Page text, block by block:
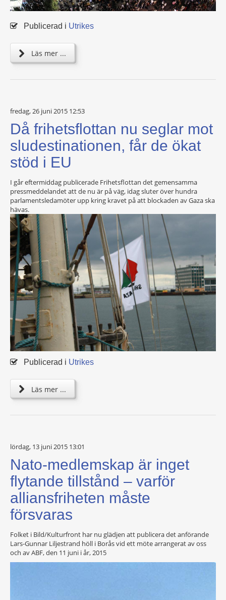
Publicerad i Utrikes
Läs mer ...
fredag, 26 juni 2015 12:53
Då frihetsflottan nu seglar mot
sludestinationen, får de ökat
stöd i EU
I går eftermiddag publicerade Frihetsflottan det gemensamma
pressmeddelandet att de nu är på väg, idag sluter över hundra
parlamentsledamöter upp kring kravet på att blockaden av Gaza ska
hävas.
Publicerad i Utrikes
Läs mer ...
lördag, 13 juni 2015 13:01
Nato-medlemskap är inget
flytande tillstånd – varför
alliansfriheten måste
försvaras
Folket i Bild/Kulturfront har nu glädjen att publicera det anförande
Lars-Gunnar Liljestrand höll i Borås vid ett möte arrangerat av oss
och av ABF, den 11 juni i år, 2015